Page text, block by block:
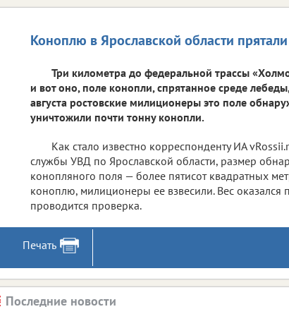
Коноплю в Ярославской области
Три километра до федеральной трассы
и вот оно, поле конопли, спрятанное среде
августа ростовские милиционеры это поле
уничтожили почти тонну конопли.
Как стало известно корреспонденту ИА
службы УВД по Ярославской области, размер
конопляного поля — более пятисот квадратных
коноплю, милиционеры ее взвесили. Вес
проводится проверка.
Печать
Последние новости